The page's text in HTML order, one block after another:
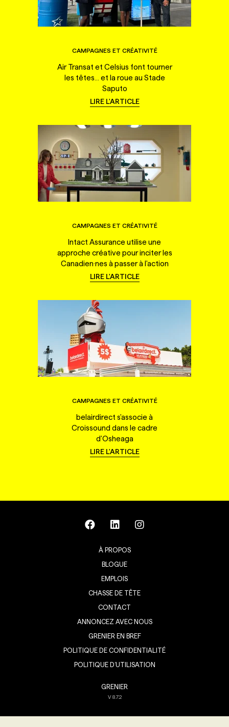
CAMPAGNES ET CRÉATIVITÉ
Air Transat et Celsius font tourner
les têtes... et la roue au Stade
Saputo
LIRE L'ARTICLE
CAMPAGNES ET CRÉATIVITÉ
Intact Assurance utilise une
approche créative pour inciter les
Canadien·nes à passer à l'action
LIRE L'ARTICLE
CAMPAGNES ET CRÉATIVITÉ
belairdirect s'associe à
Croissound dans le cadre
d'Osheaga
LIRE L'ARTICLE
À PROPOS
BLOGUE
EMPLOIS
CHASSE DE TÊTE
CONTACT
ANNONCEZ AVEC NOUS
GRENIER EN BREF
POLITIQUE DE CONFIDENTIALITÉ
POLITIQUE D’UTILISATION
GRENIER
V8.7.2